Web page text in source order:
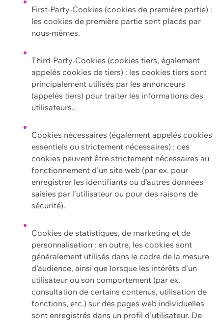
First-Party-Cookies (cookies de première partie) :
les cookies de première partie sont placés par
nous-mêmes.
Third-Party-Cookies (cookies tiers, également
appelés cookies de tiers) : les cookies tiers sont
principalement utilisés par les annonceurs
(appelés tiers) pour traiter les informations des
utilisateurs..
Cookies nécessaires (également appelés cookies
essentiels ou strictement nécessaires) : ces
cookies peuvent être strictement nécessaires au
fonctionnement d'un site web (par ex. pour
enregistrer les identifiants ou d'autres données
saisies par l'utilisateur ou pour des raisons de
sécurité).
Cookies de statistiques, de marketing et de
personnalisation : en outre, les cookies sont
généralement utilisés dans le cadre de la mesure
d'audience, ainsi que lorsque les intérêts d'un
utilisateur ou son comportement (par ex.
consultation de certains contenus, utilisation de
fonctions, etc.) sur des pages web individuelles
sont enregistrés dans un profil d'utilisateur. De